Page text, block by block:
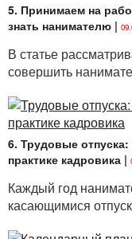
5. Принимаем на
знать нанимателю |
В статье
совершить
6. Трудовые
практике кадровика |
Каждый год
касающимися